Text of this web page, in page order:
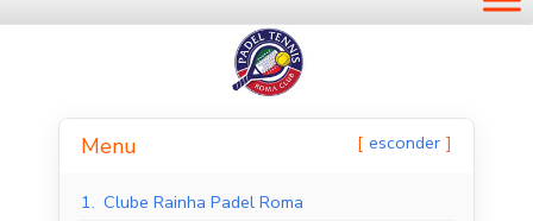
Menu esconder
1. Clube Rainha Padel Roma